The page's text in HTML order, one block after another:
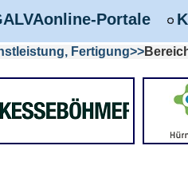
Portale
Fertigung